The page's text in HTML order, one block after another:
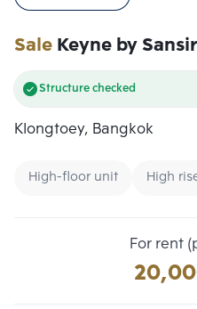
SaleKeyne by
Structure checked
Klongtoey, Bangkok
High-floor unit High
For rent